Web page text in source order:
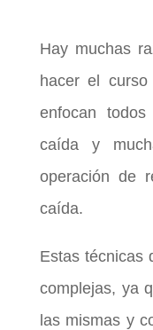
Hay muchas
hacer el
enfocan
caída y
operación de
caída.
Estas técnicas
complejas, ya
las mismas y